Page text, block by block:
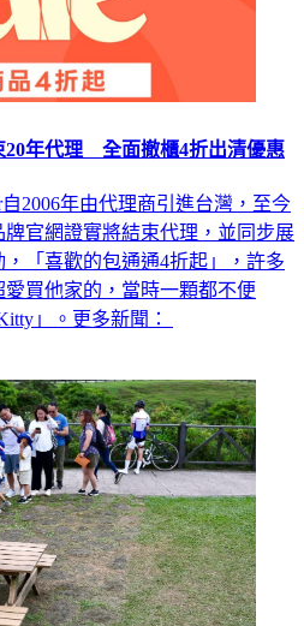
20年代理 全面撤櫃4折出清優惠
2006年由代理商引進台灣，至今
官網證實將結束代理，並同步展
「喜歡的包通通4折起」，許多
買他家的，當時一顆都不便
」。更多新聞：